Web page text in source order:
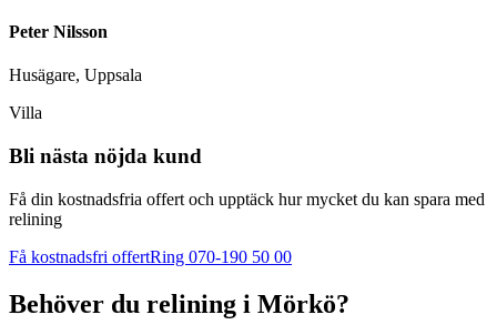
Peter Nilsson
Husägare, Uppsala
Villa
Bli nästa nöjda kund
Få din kostnadsfria offert och upptäck hur mycket du kan spara med
relining
Få kostnadsfri offertRing 070-190 50 00
Behöver du relining i Mörkö?